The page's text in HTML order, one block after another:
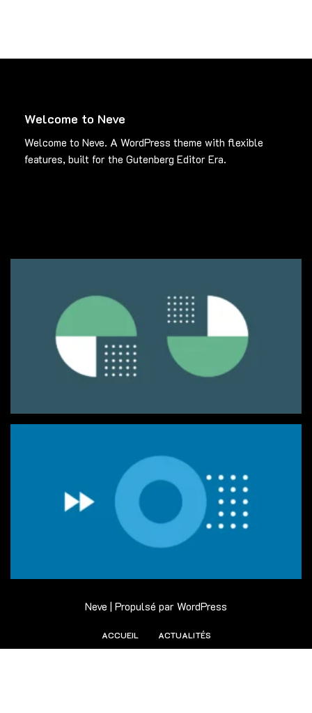
Welcome to Neve
Welcome to Neve. A WordPress theme with flexible
features, built for the Gutenberg Editor Era.
Neve | Propulsé par WordPress
ACCUEIL ACTUALITÉS